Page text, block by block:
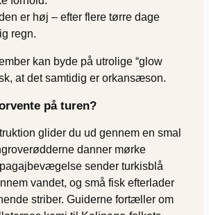
er høj – efter flere tørre dage
regn.
kan byde på utrolige “glow
at det samtidig er orkansæson.
på turen?
glider du ud gennem en smal
danner mørke
sender turkisblå
vandet, og små fisk efterlader
striber. Guiderne fortæller om